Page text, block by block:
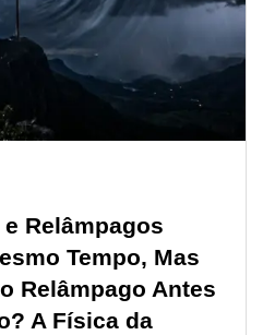
Relâmpagos
Tempo, Mas
Relâmpago Antes
A Física da